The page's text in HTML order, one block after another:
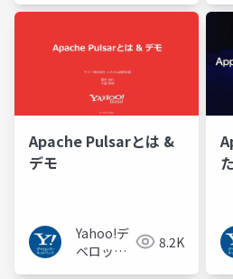
ワーク
Apache Pulsarとは &
デモ
Yahoo!デ
ベロッパ
8.2K